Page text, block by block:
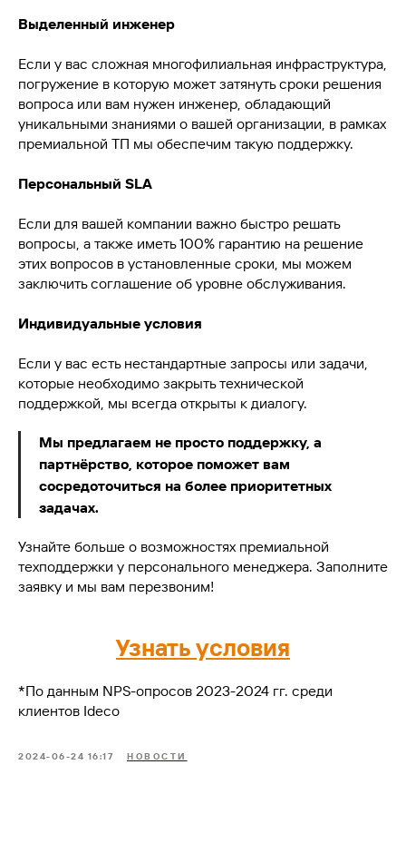
Выделенный инженер
Если у вас сложная многофилиальная инфраструктура,
погружение в которую может затянуть сроки решения
вопроса или вам нужен инженер, обладающий
уникальными знаниями о вашей организации, в рамках
премиальной ТП мы обеспечим такую поддержку.
Персональный SLA
Если для вашей компании важно быстро решать
вопросы, а также иметь 100% гарантию на решение
этих вопросов в установленные сроки, мы можем
заключить соглашение об уровне обслуживания.
Индивидуальные условия
Если у вас есть нестандартные запросы или задачи,
которые необходимо закрыть технической
поддержкой, мы всегда открыты к диалогу.
Мы предлагаем не просто поддержку, а
партнёрство, которое поможет вам
сосредоточиться на более приоритетных
задачах.
Узнайте больше о возможностях премиальной
техподдержки у персонального менеджера. Заполните
заявку и мы вам перезвоним!
Узнать условия
*По данным NPS-опросов 2023-2024 гг. среди
клиентов Ideco
2024-06-24 16:17 НОВОСТИ